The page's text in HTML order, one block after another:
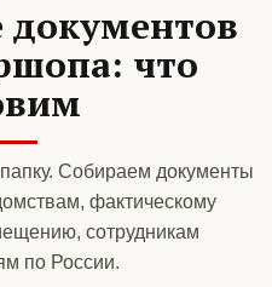
что
Собираем документы
фактическому
сотрудникам
по России.